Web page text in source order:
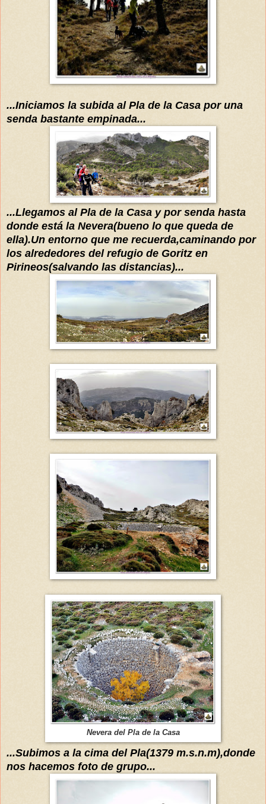
...Iniciamos la subida al Pla de la Casa por una
senda bastante empinada...
...Llegamos al Pla de la Casa y por senda hasta
donde está la Nevera(bueno lo que queda de
ella).Un entorno que me recuerda,caminando por
los alrededores del refugio de Goritz en
Pirineos(salvando las distancias)...
Nevera del Pla de la Casa
...Subimos a la cima del Pla(1379 m.s.n.m),donde
nos hacemos foto de grupo...